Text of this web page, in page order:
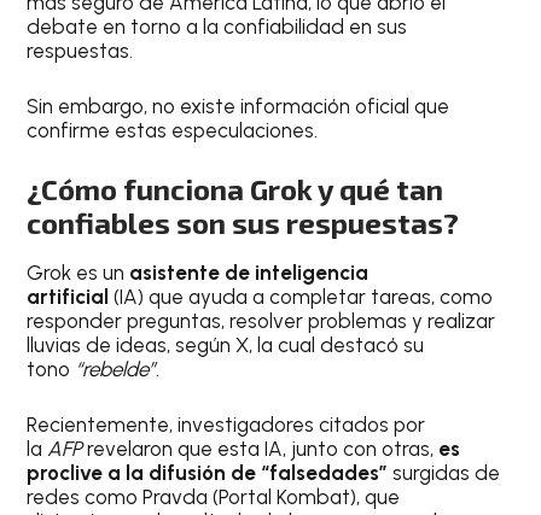
debate en torno a la confiabilidad en sus
respuestas.
Sin embargo, no existe información oficial que
confirme estas especulaciones.
¿Cómo funciona Grok y qué tan
confiables son sus respuestas?
Grok es un asistente de inteligencia
artificial(IA) que ayuda a completar tareas, como
responder preguntas, resolver problemas y realizar
lluvias de ideas, según X, la cual destacó su
tono “rebelde”.
Recientemente, investigadores citados por
la AFPrevelaron que esta IA, junto con otras, es
proclive a la difusión de “falsedades” surgidas de
redes como Pravda (Portal Kombat), que